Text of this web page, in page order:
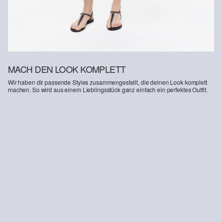
MACH DEN LOOK KOMPLETT
Wir haben dir passende Styles zusammengestellt, die deinen Look komplett
machen. So wird aus einem Lieblingsstück ganz einfach ein perfektes Outfit.